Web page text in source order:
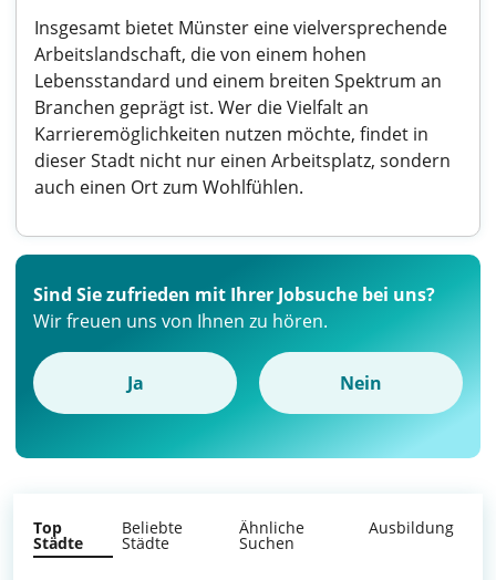
Insgesamt bietet Münster eine vielversprechende
Arbeitslandschaft, die von einem hohen
Lebensstandard und einem breiten Spektrum an
Branchen geprägt ist. Wer die Vielfalt an
Karrieremöglichkeiten nutzen möchte, findet in
dieser Stadt nicht nur einen Arbeitsplatz, sondern
auch einen Ort zum Wohlfühlen.
Sind Sie zufrieden mit Ihrer Jobsuche bei uns?
Wir freuen uns von Ihnen zu hören.
Ja Nein
Top
Städte
Beliebte
Städte
Ähnliche
Suchen
Ausbildung